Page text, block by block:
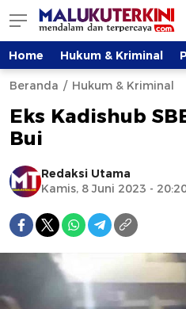
Home Hukum & Kriminal
Beranda Hukum & Kriminal
Eks Kadishub
Bui
Redaksi Utama
Kamis, 8 Juni 2023 -